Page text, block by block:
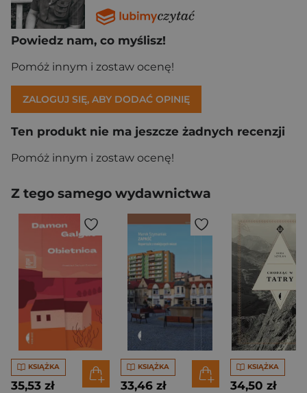
Powiedz nam, co myślisz!
Pomóż innym i zostaw ocenę!
ZALOGUJ SIĘ, ABY DODAĆ OPINIĘ
Ten produkt nie ma jeszcze żadnych recenzji
Pomóż innym i zostaw ocenę!
Z tego samego wydawnictwa
KSIĄŻKA
35,53 zł
KSIĄŻKA
33,46 zł
KSIĄŻKA
34,50 zł